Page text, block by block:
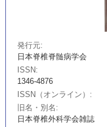
発行元
日本脊椎脊髄病学会
ISSN
1346-4876
ISSN（オンライン）
旧名・別名
日本脊椎外科学会雑誌